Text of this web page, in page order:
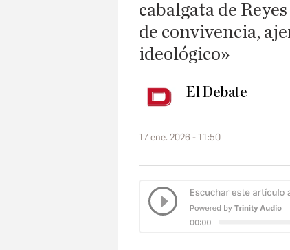
cabalgata de
de convivencia,
ideológico»
El Debate
17 ene. 2026 - 11:50